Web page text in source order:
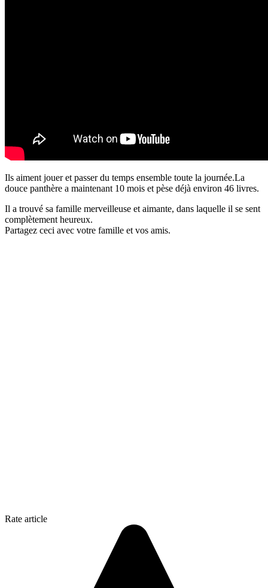
Ils aiment jouer et passer du temps ensemble toute la journée.La
douce panthère a maintenant 10 mois et pèse déjà environ 46 livres.
Il a trouvé sa famille merveilleuse et aimante, dans laquelle il se sent
complètement heureux.
Partagez ceci avec votre famille et vos amis.
Rate article